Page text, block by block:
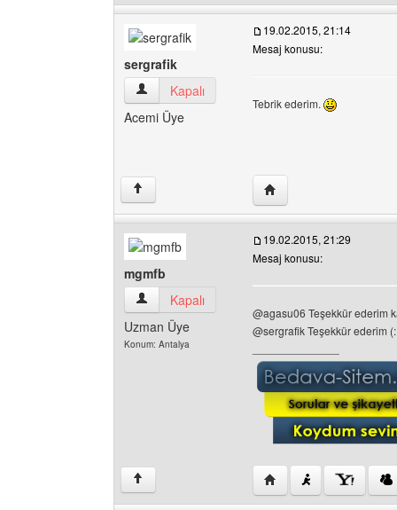
sergrafik
sergrafik Kullanıcının profilini görüntüle
Kapalı
Acemi Üye
19.02.2015, 21:14
Mesaj konusu:
Tebrik ederim.
↑ Yazarın web sitesini
mgmfb
mgmfb Kullanıcının profilini görüntüle
Kapalı
Uzman Üye
Konum: Antalya
19.02.2015, 21:29
Mesaj konusu:
@agasu06 Teşekkür ederim
@sergrafik Teşekkür ederim (:
↑ Yazarın web sitesini